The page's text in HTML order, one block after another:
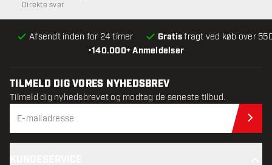
•140.000+ Anmeldelser
Afsendt inden for 24 timer Gratisfragt ved køb over
Direkte svar
TILMELD DIG VORES NYHEDSBREV
Tilmeld dig nyhedsbrevet og modtag de seneste tilbud.